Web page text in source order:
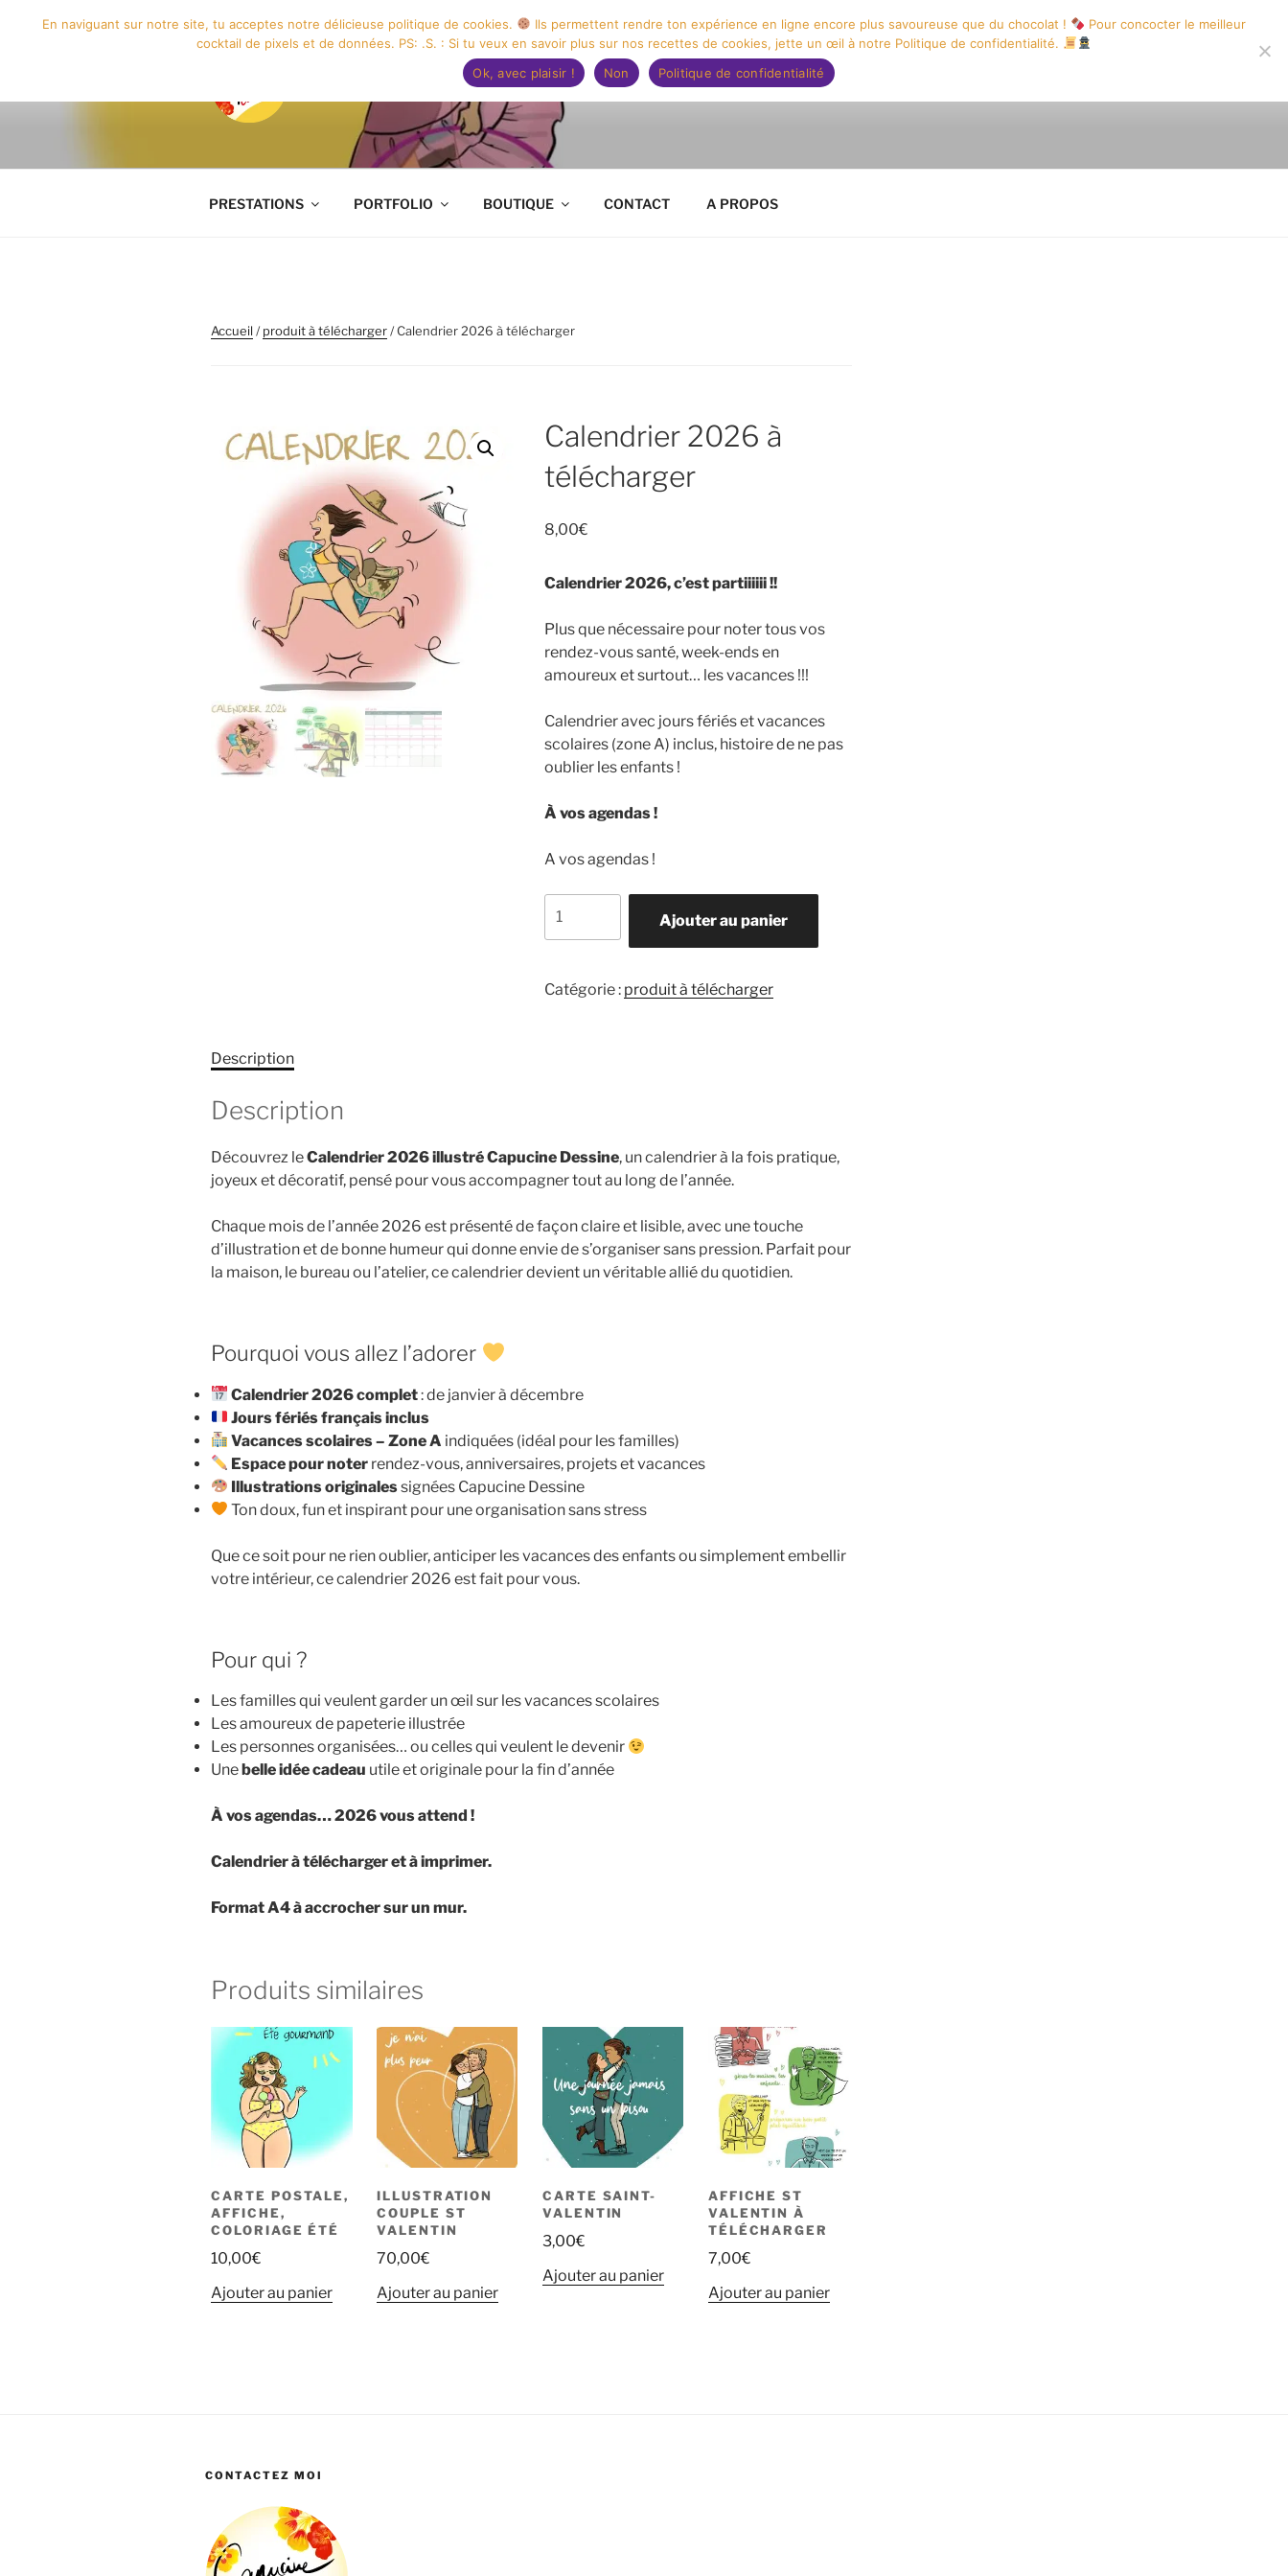
GRAPHISME ILLUSTRATION CAPUCINE
DESSINE
PRESTATIONS PORTFOLIO BOUTIQUE CONTACT A PROPOS
Accueil/produit à télécharger/ Calendrier 2026 à télécharger
Calendrier 2026 à
télécharger
8,00€
Calendrier 2026, c’est partiiiiii !!
Plus que nécessaire pour noter tous vos
rendez-vous santé, week-ends en
amoureux et surtout… les vacances !!!
Calendrier avec jours fériés et vacances
scolaires (zone A) inclus, histoire de ne pas
oublier les enfants !
À vos agendas !
A vos agendas !
de
à
Ajouter au panier
Catégorie : produit à télécharger
Description
Description
Découvrez leCalendrier 2026 illustré Capucine Dessine, un calendrier à la fois pratique,
joyeux et décoratif, pensé pour vous accompagner tout au long de l’année.
Chaque mois de l’année 2026 est présenté de façon claire et lisible, avec une touche
d’illustration et de bonne humeur qui donne envie de s’organiser sans pression. Parfait pour
la maison, le bureau ou l’atelier, ce calendrier devient un véritable allié du quotidien.
Pourquoi vous allez l’adorer
Calendrier 2026 complet: de janvier à décembre
Jours fériés français inclus
Vacances scolaires – Zone A indiquées (idéal pour les familles)
Espace pour noter rendez-vous, anniversaires, projets et vacances
Illustrations originalessignées Capucine Dessine
Ton doux, fun et inspirant pour une organisation sans stress
Que ce soit pour ne rien oublier, anticiper les vacances des enfants ou simplement embellir
votre intérieur, ce calendrier 2026 est fait pour vous.
Pour qui ?
Les familles qui veulent garder un œil sur les vacances scolaires
Les amoureux de papeterie illustrée
Les personnes organisées… ou celles qui veulent le devenir
Unebelle idée cadeau utile et originale pour la fin d’année
À vos agendas… 2026 vous attend !
Calendrier à télécharger et à imprimer.
Format A4 à accrocher sur un mur.
Produits similaires
CARTE POSTALE,
AFFICHE,
COLORIAGE ÉTÉ
10,00€
Ajouter au panier
ILLUSTRATION
COUPLE ST
VALENTIN
70,00€
Ajouter au panier
CARTE SAINT-
VALENTIN
3,00€
Ajouter au panier
AFFICHE ST
VALENTIN À
TÉLÉCHARGER
7,00€
Ajouter au panier
CONTACTEZ MOI
En naviguant sur notre site, tu acceptes notre délicieuse politique de cookies. Ils permettent rendre ton expérience en ligne encore plus savoureuse que du chocolat !
Pour concocter le meilleur
cocktail de pixels et de données. PS: .S. : Si tu veux en savoir plus sur nos recettes de cookies, jette un œil à notre Politique de confidentialité.
Ok, avec plaisir !
Non Politique de confidentialité